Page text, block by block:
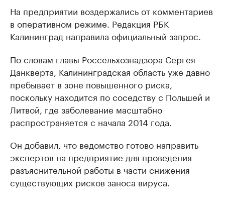
На предприятии воздержались от комментариев
в оперативном режиме. Редакция РБК
Калининград направила официальный запрос.
По словам главы Россельхознадзора Сергея
Данкверта, Калининградская область уже давно
пребывает в зоне повышенного риска,
поскольку находится по соседству с Польшей и
Литвой, где заболевание масштабно
распространяется с начала 2014 года.
Он добавил, что ведомство готово направить
экспертов на предприятие для проведения
разъяснительной работы в части снижения
существующих рисков заноса вируса.